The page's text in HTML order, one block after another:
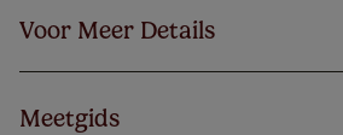
Voor Meer Details
Meetgids